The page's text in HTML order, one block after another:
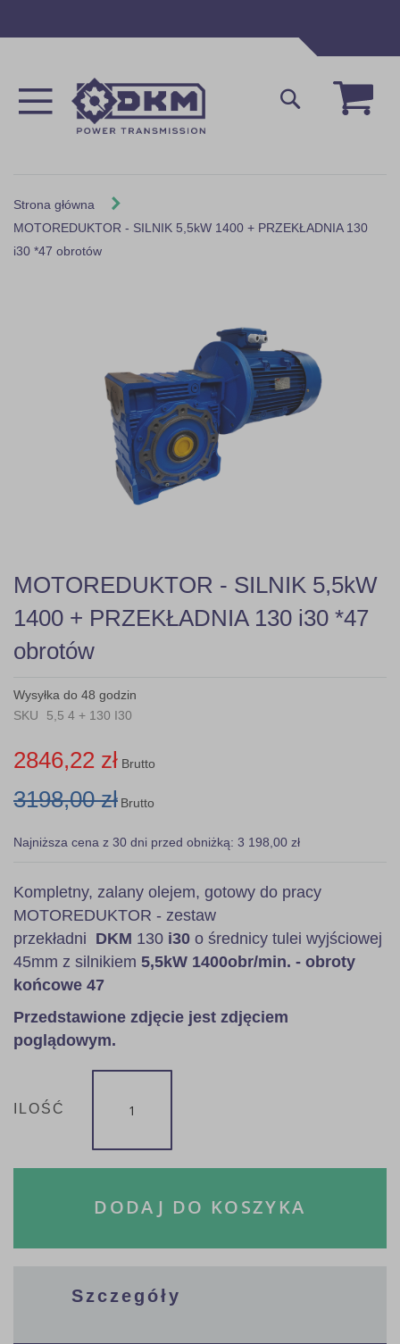
Mój
Szukaj
Strona główna
MOTOREDUKTOR - SILNIK 5,5kW 1400 + PRZEKŁADNIA 130
i30 *47 obrotów
Skip
to
the
beginning
of
the
gallery
MOTOREDUKTOR - SILNIK 5,5kW
1400 + PRZEKŁADNIA 130 i30 *47
obrotów
Wysyłka do 48 godzin
SKU
5,5 4 + 130 I30
2846,22 zł Brutto
3198,00 zł Brutto
Najniższa cena z 30 dni przed obniżką: 3 198,00 zł
Kompletny, zalany olejem, gotowy do pracy
MOTOREDUKTOR - zestaw
przekładni DKM 130 i30 o średnicy tulei wyjściowej
45mm z silnikiem 5,5kW 1400obr/min. - obroty
końcowe 47
Przedstawione zdjęcie jest zdjęciem
poglądowym.
ILOŚĆ
DODAJ DO KOSZYKA
Szczegóły